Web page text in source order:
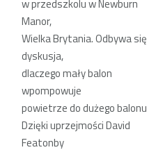
w przedszkolu w Newburn
Manor,
Wielka Brytania. Odbywa się
dyskusja,
dlaczego mały balon
wpompowuje
powietrze do dużego balonu
Dzięki uprzejmości David
Featonby